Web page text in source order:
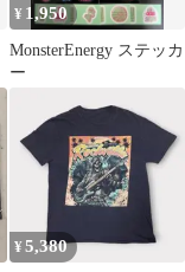
¥ 1,950
MonsterEnergy ステッカ
ー
¥5,380